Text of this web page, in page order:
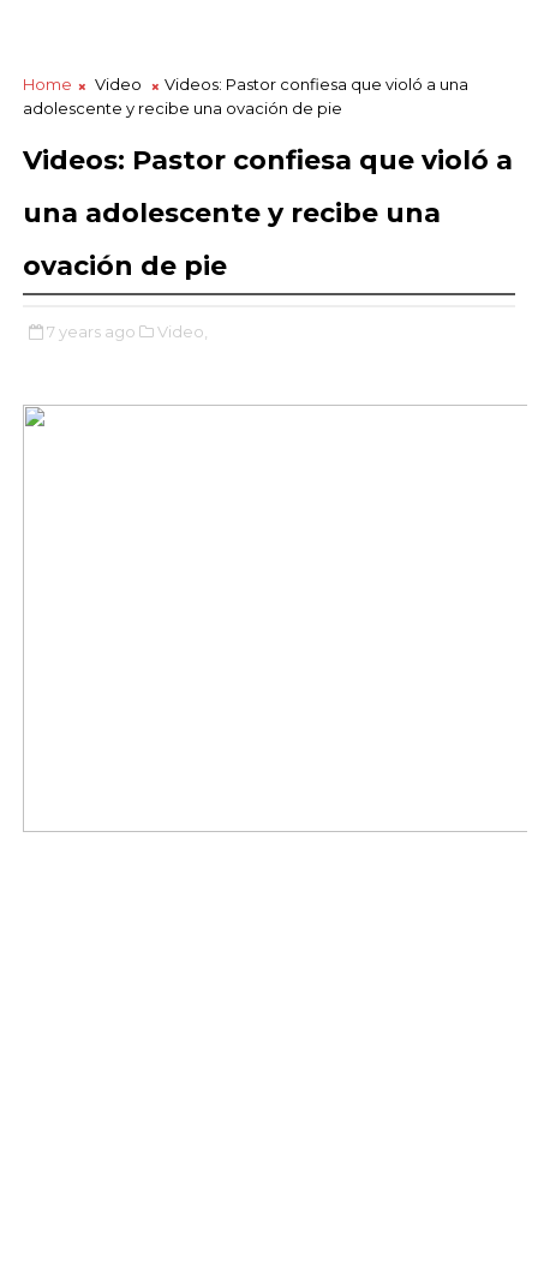
Home Video
Videos: Pastor confiesa que violó a una
adolescente y recibe una ovación de pie
Videos: Pastor confiesa que violó a
una adolescente y recibe una
ovación de pie
7 years ago Video,